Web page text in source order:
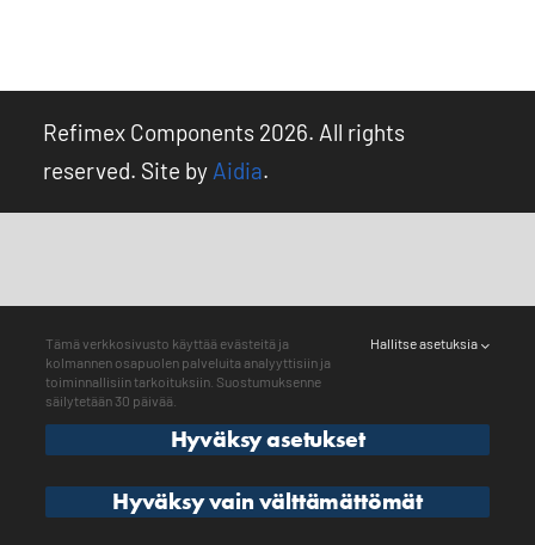
Refimex Components 2026. All rights
reserved. Site by Aidia.
Tämä verkkosivusto käyttää evästeitä ja
kolmannen osapuolen palveluita analyyttisiin ja
toiminnallisiin tarkoituksiin. Suostumuksenne
säilytetään 30 päivää.
Hallitse asetuksia
Hyväksy asetukset
Hyväksy vain välttämättömät